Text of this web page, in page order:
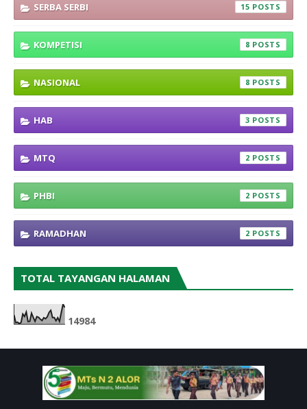
SERBA SERBI 15
KOMPETISI 8
NASIONAL 8
HAB 3
MTQ 2
PHBI 2
RAMADHAN 2
TOTAL TAYANGAN HALAMAN
14984